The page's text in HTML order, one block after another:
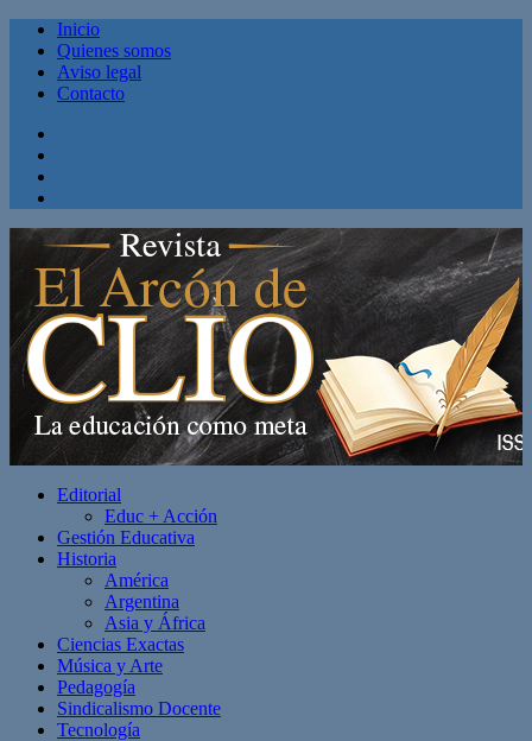
Inicio
Quienes somos
Aviso legal
Contacto
Editorial
Educ + Acción
Gestión Educativa
Historia
América
Argentina
Asia y África
Ciencias Exactas
Música y Arte
Pedagogía
Sindicalismo Docente
Tecnología